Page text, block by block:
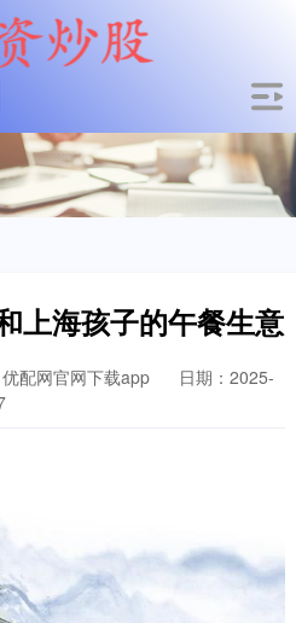
上海孩子的午餐生意
配网官网下载app
日期：2025-